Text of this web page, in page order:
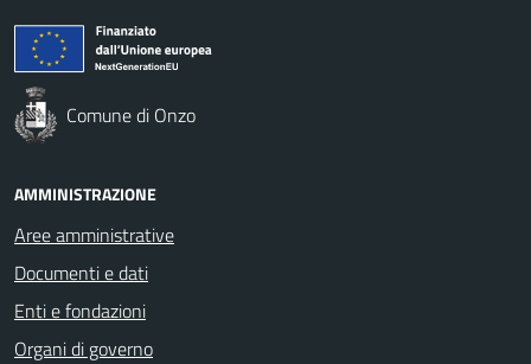
Comune di Onzo
AMMINISTRAZIONE
Aree amministrative
Documenti e dati
Enti e fondazioni
Organi di governo